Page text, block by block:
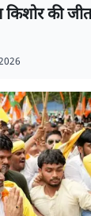
किशोर की